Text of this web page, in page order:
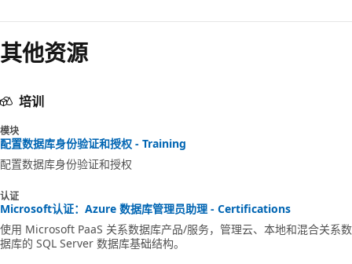
用
其他资源
培训
模块
配置数据库身份验证和授权 - Training
配置数据库身份验证和授权
认证
Microsoft认证：Azure 数据库管理员助理 - Certifications
使用 Microsoft PaaS 关系数据库产品/服务，管理云、本地和混合关系数
据库的 SQL Server 数据库基础结构。